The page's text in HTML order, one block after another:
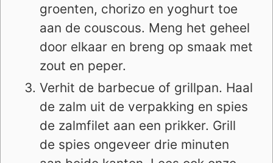
groenten, chorizo en yoghurt toe
aan de couscous. Meng het geheel
door elkaar en breng op smaak met
zout en peper.
Verhit de barbecue of grillpan. Haal
de zalm uit de verpakking en spies
de zalmfilet aan een prikker. Grill
de spies ongeveer drie minuten